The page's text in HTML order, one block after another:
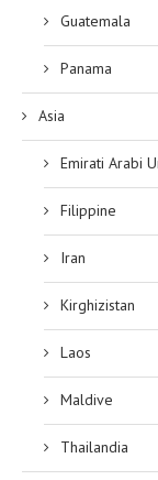
Guatemala
Panama
Asia
Emirati Arabi
Filippine
Iran
Kirghizistan
Laos
Maldive
Thailandia